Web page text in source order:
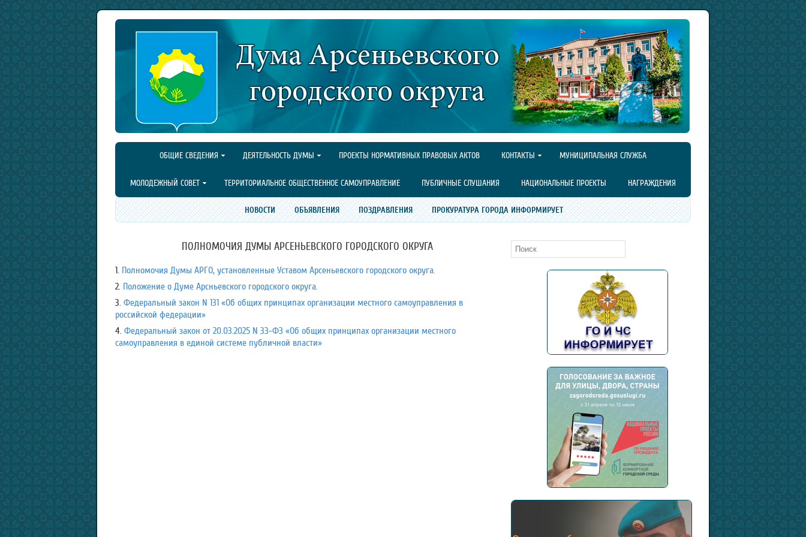
ОБЩИЕ СВЕДЕНИЯ ДЕЯТЕЛЬНОСТЬ ДУМЫ ПРОЕКТЫ НОРМАТИВНЫХ ПРАВОВЫХ АКТОВ КОНТАКТЫ МУНИЦИПАЛЬНАЯ СЛУЖБА
МОЛОДЕЖНЫЙ СОВЕТ ТЕРРИТОРИАЛЬНОЕ ОБЩЕСТВЕННОЕ САМОУПРАВЛЕНИЕ ПУБЛИЧНЫЕ СЛУШАНИЯ НАЦИОНАЛЬНЫЕ ПРОЕКТЫ НАГРАЖДЕНИЯ
НОВОСТИ ОБЪЯВЛЕНИЯ ПОЗДРАВЛЕНИЯ ПРОКУРАТУРА ГОРОДА ИНФОРМИРУЕТ
ПОЛНОМОЧИЯ ДУМЫ АРСЕНЬЕВСКОГО ГОРОДСКОГО ОКРУГА
1. Полномочия Думы АРГО, установленные Уставом Арсеньевского городского округа.
2. Положение о Думе Арсньевского городского округа.
3. Федеральный закон N 131 «Об общих принципах организации местного самоуправления в
российской федерации»
4. Федеральный закон от 20.03.2025 N 33-ФЗ «Об общих принципах организации местного
самоуправления в единой системе публичной власти»
Поиск